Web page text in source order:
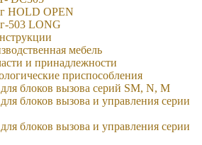
HOLD OPEN
503 LONG
мебель
и принадлежности
приспособления
блоков вызова серий SM, N, M
блоков вызова и управления серии
блоков вызова и управления серии